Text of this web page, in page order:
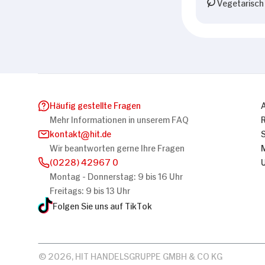
Vegetarisch
Häufig gestellte Fragen
Mehr Informationen in unserem FAQ
kontakt
hit.de
Wir beantworten gerne Ihre Fragen
(0228) 42967 0
Montag - Donnerstag: 9 bis 16 Uhr
Freitags: 9 bis 13 Uhr
Folgen Sie uns auf TikTok
© 2026, HIT HANDELSGRUPPE GMBH & CO KG